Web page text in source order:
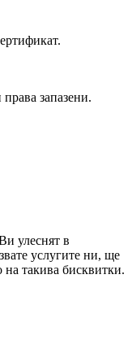
запазени.
улеснят в
услугите ни, ще
на такива бисквитки.